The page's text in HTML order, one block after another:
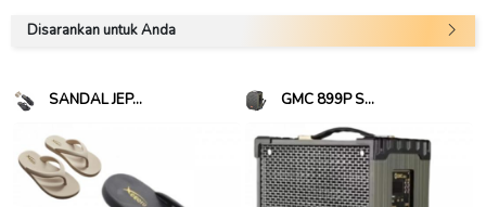
Disarankan untuk Anda
SANDAL JEP... GMC 899P S...